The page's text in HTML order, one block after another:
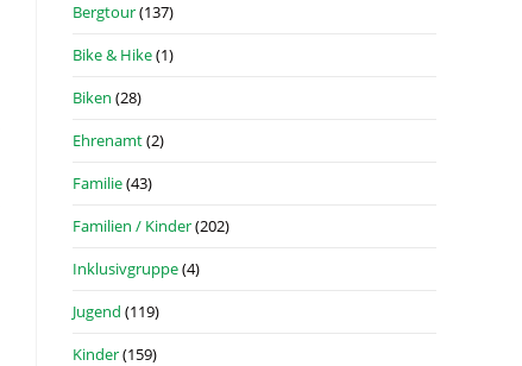
Bergtour(137)
Bike & Hike(1)
Biken (28)
Ehrenamt(2)
Familie(43)
Familien / Kinder(202)
Inklusivgruppe(4)
Jugend (119)
Kinder(159)